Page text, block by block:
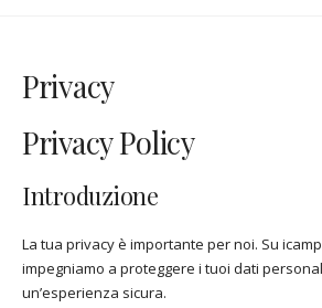
Privacy
Privacy Policy
Introduzione
La tua privacy è importante per noi. Su
impegniamo a proteggere i tuoi dati
un’esperienza sicura.